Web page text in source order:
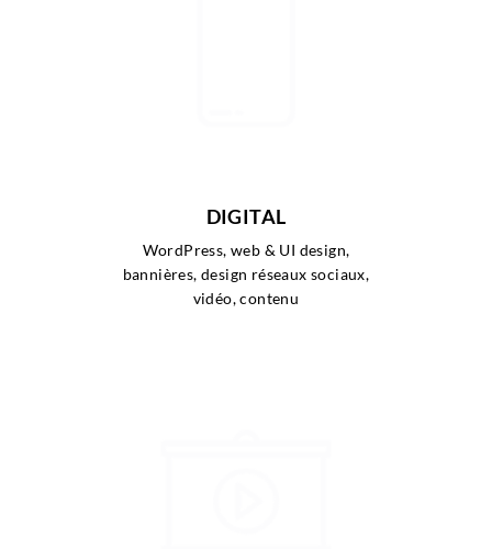
DIGITAL
WordPress, web & UI design,
bannières, design réseaux sociaux,
vidéo, contenu